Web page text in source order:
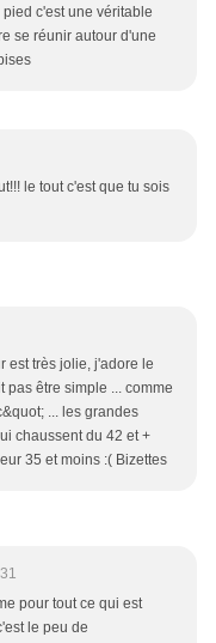
c'est une véritable
se réunir autour d'une
le tout c'est que tu sois
est très jolie, j'adore le
pas être simple ... comme
... les grandes
chaussent du 42 et +
35 et moins :( Bizettes
pour tout ce qui est
le peu de